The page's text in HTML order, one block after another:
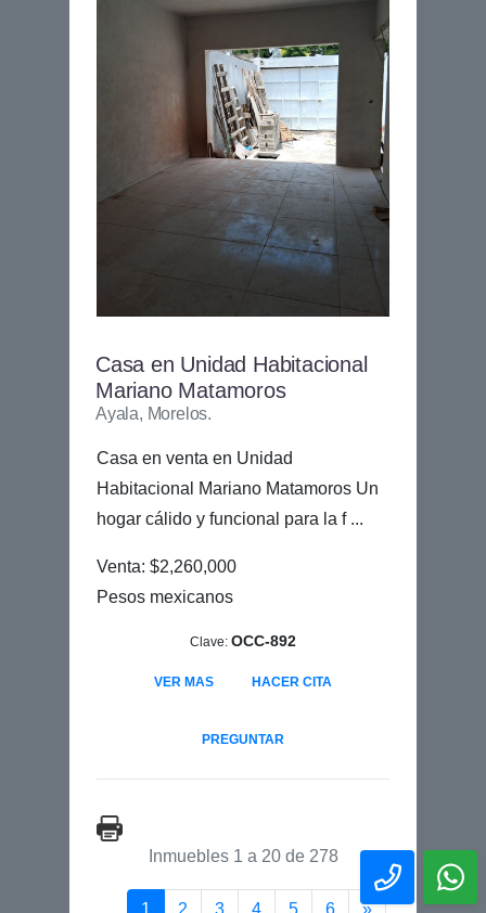
Casa en Unidad Habitacional
Mariano Matamoros
Ayala, Morelos.
Casa en venta en Unidad
Habitacional Mariano Matamoros Un
hogar cálido y funcional para la f ...
Venta: $2,260,000
Pesos mexicanos
Clave: OCC-892
VER MAS HACER CITA
PREGUNTAR
Inmuebles 1 a 20 de 278
1 (current)
2 3 4 5 6 »Siguiente